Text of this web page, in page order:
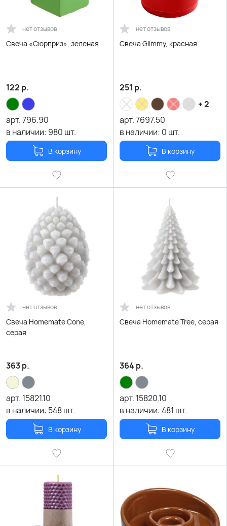
нет отзывов
Свеча «Сюрприз», зеленая
122 р.
арт.796.90
в наличии: 980 шт.
В корзину
нет отзывов
Свеча Glimmy, красная
251 р.
+ 2
арт.7697.50
в наличии: 0 шт.
В корзину
нет отзывов
Свеча Homemate Cone,
серая
363р.
арт. 15821.10
в наличии: 548шт.
В корзину
нет отзывов
Свеча Homemate Tree, серая
364 р.
арт. 15820.10
в наличии:481 шт.
В корзину